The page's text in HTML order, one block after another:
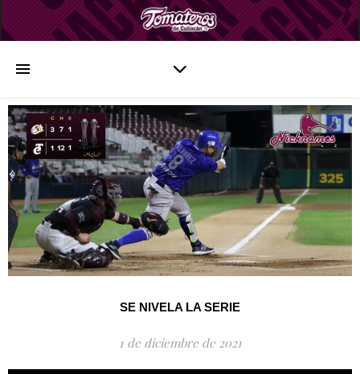
SE NIVELA LA SERIE
1 de diciembre de 2021